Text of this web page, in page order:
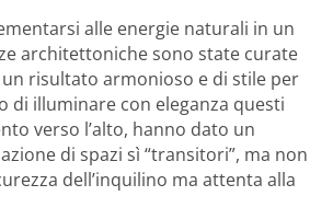
alle energie naturali in un
architettoniche sono state curate
risultato armonioso e di stile per
di illuminare con eleganza questi
verso l’alto, hanno dato un
di spazi sì “transitori”, ma non
dell’inquilino ma attenta alla